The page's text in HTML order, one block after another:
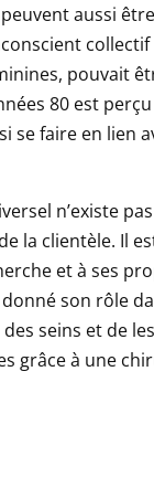
aussi
pouvait
80 est
se faire en lien
n’existe
la clientèle. Il
et à ses
son rôle
seins et de
grâce à une